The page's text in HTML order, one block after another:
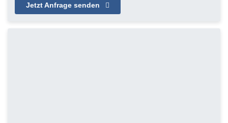
Jetzt Anfrage senden